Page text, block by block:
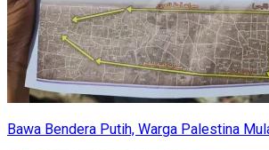
Bawa Bendera Putih, Warga Palestina